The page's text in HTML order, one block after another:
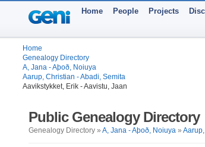
Home People Projects
Home
Genealogy Directory
A, Jana - Aþoð, Noiuya
Aarup, Christian - Abadi, Semita
Aavikstykket, Erik - Aavistu, Jaan
Public Genealogy Directory
Genealogy Directory » A, Jana - Aþoð, Noiuya »